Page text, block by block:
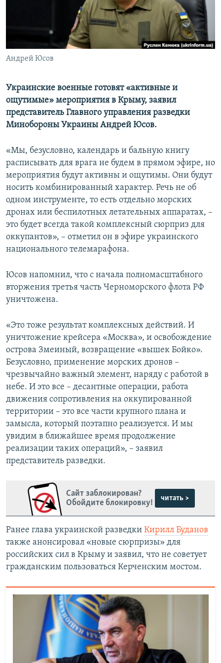
ПОБЕДИТЕЛЕЙ НЕ СУДЯТ?
КРЫМ.НЕПОКОРЕННЫЙ
УКРАИНСКАЯ ПРОБЛЕМА КРЫМА
Андрей Юсов
Украинские военные готовят «активные и
ощутимые» мероприятия в Крыму, заявил
представитель Главного управления разведки
Минобороны Украины Андрей Юсов.
«Мы, безусловно, календарь и бальную книгу
расписывать для врага не будем в прямом эфире, но
мероприятия будут активны и ощутимы. Они будут
носить комбинированный характер. Речь не об
одном инструменте, то есть отдельно морских
дронах или беспилотных летательных аппаратах, –
это будет всегда такой комплексный сюрприз для
оккупантов», – отметил он в эфире украинского
национального телемарафона.
Юсов напомнил, что с начала полномасштабного
вторжения третья часть Черноморского флота РФ
уничтожена.
«Это тоже результат комплексных действий. И
уничтожение крейсера «Москва», и освобождение
острова Змеиный, возвращение «вышек Бойко».
Безусловно, применение морских дронов –
чрезвычайно важный элемент, наряду с работой в
небе. И это все – десантные операции, работа
движения сопротивления на оккупированной
территории – это все части крупного плана и
замысла, который поэтапно реализуется. И мы
увидим в ближайшее время продолжение
реализации таких операций», – заявил
представитель разведки.
Сайт заблокирован?
Обойдите блокировку!
читать >
Ранее глава украинской разведки Кирилл Буданов
также анонсировал «новые сюрпризы» для
российских сил в Крыму и заявил, что не советует
гражданским пользоваться Керченским мостом.